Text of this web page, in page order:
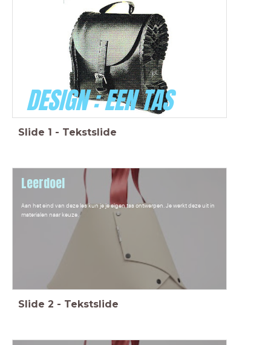
DESIGN : EEN TAS
Slide 1 - Tekstslide
Leerdoel
Aan het eind van deze les kun je je eigen tas ontwerpen. Je werkt deze uit in
materialen naar keuze.
Slide 2 - Tekstslide